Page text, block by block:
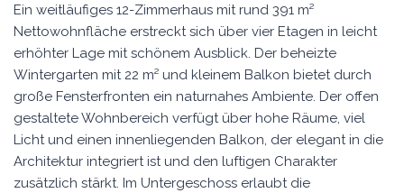
Ein weitläufiges 12-Zimmerhaus mit rund 391 m²
Nettowohnfläche erstreckt sich über vier Etagen in leicht
erhöhter Lage mit schönem Ausblick. Der beheizte
Wintergarten mit 22 m² und kleinem Balkon bietet durch
große Fensterfronten ein naturnahes Ambiente. Der offen
gestaltete Wohnbereich verfügt über hohe Räume, viel
Licht und einen innenliegenden Balkon, der elegant in die
Architektur integriert ist und den luftigen Charakter
zusätzlich stärkt. Im Untergeschoss erlaubt die